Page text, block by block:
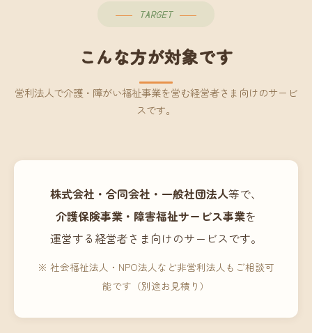
TARGET
こんな方が対象です
営利法人で介護・障がい福祉事業を営む経営者さま向けのサービ
スです。
株式会社・合同会社・一般社団法人等で、
介護保険事業・障害福祉サービス事業を
運営する経営者さま向けのサービスです。
※ 社会福祉法人・NPO法人など非営利法人もご相談可
能です（別途お見積り）